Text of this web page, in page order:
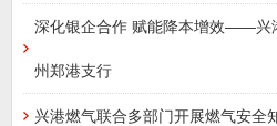
深化银企合作 赋能降本增效——兴
州郑港支行
兴港燃气联合多部门开展燃气安全